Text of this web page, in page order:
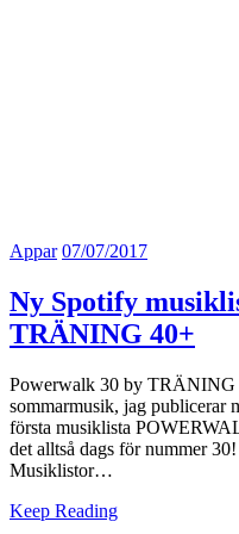
Appar 07/07/2017
Ny Spotify
TRÄNING 40+
Powerwalk 30 by TRÄNING
sommarmusik, jag
första musiklista
det alltså dags för nummer
Musiklistor…
Keep Reading